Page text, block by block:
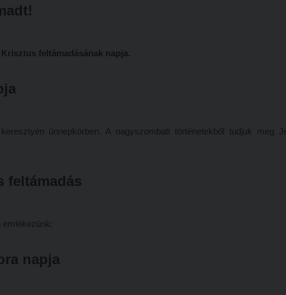
feltámadásának napja.
ünnepkörben. A nagyszombati történetekből tudjuk meg
feltámadás
napja